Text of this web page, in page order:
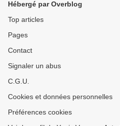
Hébergé par Overblog
Top articles
Pages
Contact
Signaler un abus
C.G.U.
Cookies et données personnelles
Préférences cookies